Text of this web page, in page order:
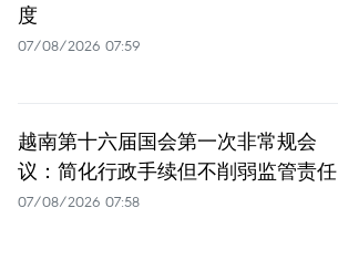
度
07/08/2026 07:59
越南第十六届国会第一次非常规会
议：简化行政手续但不削弱监管责任
07/08/2026 07:58